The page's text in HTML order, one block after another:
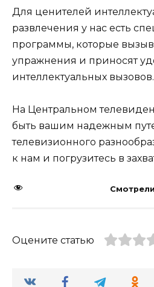
Для ценителей
развлечения у нас есть
программы, которые
упражнения и приносят
интеллектуальных вызовов.
На Центральном
быть вашим надежным
телевизионного
к нам и погрузитесь в
Оцените статью